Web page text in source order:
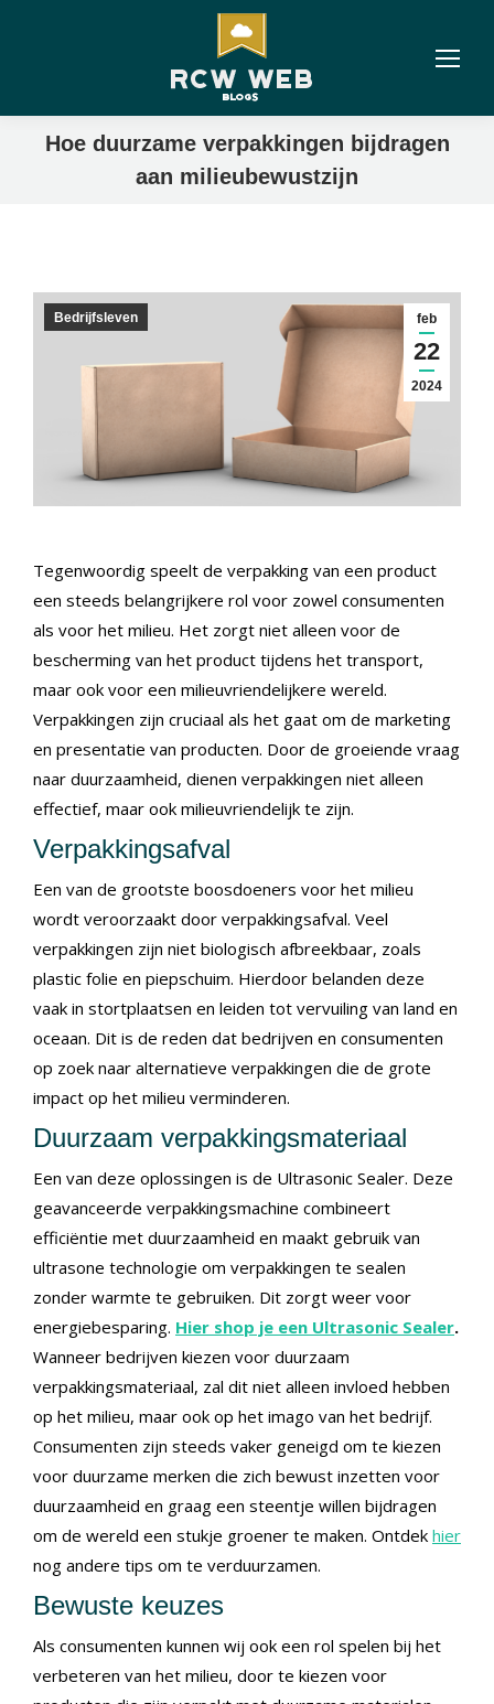
Hoe duurzame verpakkingen bijdragen
aan milieubewustzijn
feb
22
2024
Bedrijfsleven
Tegenwoordig speelt de verpakking van een product
een steeds belangrijkere rol voor zowel consumenten
als voor het milieu. Het zorgt niet alleen voor de
bescherming van het product tijdens het transport,
maar ook voor een milieuvriendelijkere wereld.
Verpakkingen zijn cruciaal als het gaat om de marketing
en presentatie van producten. Door de groeiende vraag
naar duurzaamheid, dienen verpakkingen niet alleen
effectief, maar ook milieuvriendelijk te zijn.
Verpakkingsafval
Een van de grootste boosdoeners voor het milieu
wordt veroorzaakt door verpakkingsafval. Veel
verpakkingen zijn niet biologisch afbreekbaar, zoals
plastic folie en piepschuim. Hierdoor belanden deze
vaak in stortplaatsen en leiden tot vervuiling van land en
oceaan. Dit is de reden dat bedrijven en consumenten
op zoek naar alternatieve verpakkingen die de grote
impact op het milieu verminderen.
Duurzaam verpakkingsmateriaal
Een van deze oplossingen is de Ultrasonic Sealer. Deze
geavanceerde verpakkingsmachine combineert
efficiëntie met duurzaamheid en maakt gebruik van
ultrasone technologie om verpakkingen te sealen
zonder warmte te gebruiken. Dit zorgt weer voor
energiebesparing. Hier shop je een Ultrasonic Sealer.
Wanneer bedrijven kiezen voor duurzaam
verpakkingsmateriaal, zal dit niet alleen invloed hebben
op het milieu, maar ook op het imago van het bedrijf.
Consumenten zijn steeds vaker geneigd om te kiezen
voor duurzame merken die zich bewust inzetten voor
duurzaamheid en graag een steentje willen bijdragen
om de wereld een stukje groener te maken. Ontdek hier
nog andere tips om te verduurzamen.
Bewuste keuzes
Als consumenten kunnen wij ook een rol spelen bij het
verbeteren van het milieu, door te kiezen voor